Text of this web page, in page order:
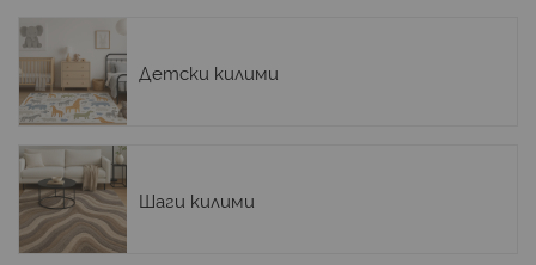
Детски килими
Шаги килими